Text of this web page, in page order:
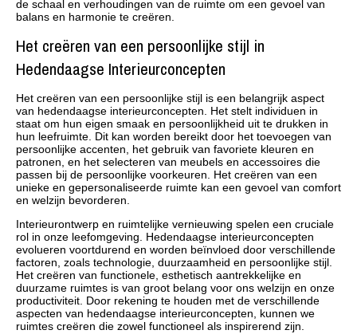
de schaal en verhoudingen van de ruimte om een gevoel van
balans en harmonie te creëren.
Het creëren van een persoonlijke stijl in
Hedendaagse Interieurconcepten
Het creëren van een persoonlijke stijl is een belangrijk aspect
van hedendaagse interieurconcepten. Het stelt individuen in
staat om hun eigen smaak en persoonlijkheid uit te drukken in
hun leefruimte. Dit kan worden bereikt door het toevoegen van
persoonlijke accenten, het gebruik van favoriete kleuren en
patronen, en het selecteren van meubels en accessoires die
passen bij de persoonlijke voorkeuren. Het creëren van een
unieke en gepersonaliseerde ruimte kan een gevoel van comfort
en welzijn bevorderen.
Interieurontwerp en ruimtelijke vernieuwing spelen een cruciale
rol in onze leefomgeving. Hedendaagse interieurconcepten
evolueren voortdurend en worden beïnvloed door verschillende
factoren, zoals technologie, duurzaamheid en persoonlijke stijl.
Het creëren van functionele, esthetisch aantrekkelijke en
duurzame ruimtes is van groot belang voor ons welzijn en onze
productiviteit. Door rekening te houden met de verschillende
aspecten van hedendaagse interieurconcepten, kunnen we
ruimtes creëren die zowel functioneel als inspirerend zijn.